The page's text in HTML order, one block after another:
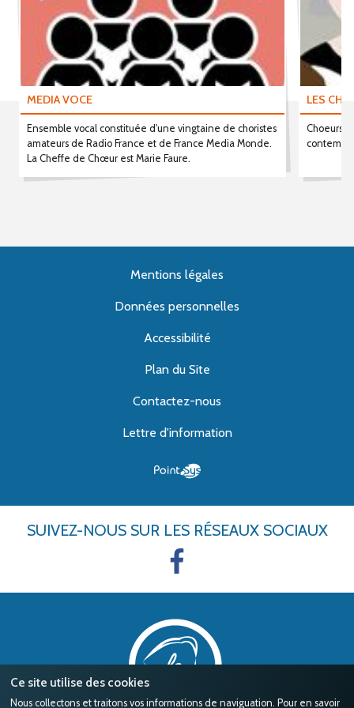
Ce site utilise des cookies
Nous collectons et traitons vos informations de naviguation. Pour en savoir
MEDIA VOCE
Ensemble vocal constituée d'une vingtaine de choristes
amateurs de Radio France et de France Media Monde.
La Cheffe de Chœur est Marie Faure.
LES
Choeurs
Mentions légales
Données personnelles
Accessibilité
Plan du Site
Contactez-nous
Lettre d'information
SUIVEZ-NOUS SUR LES RÉSEAUX SOCIAUX